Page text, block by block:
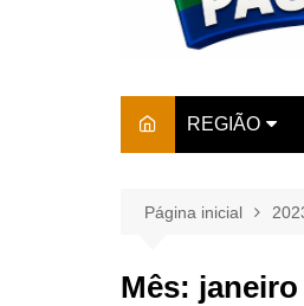
REGIÃO
Página inicial
Mês: janeiro